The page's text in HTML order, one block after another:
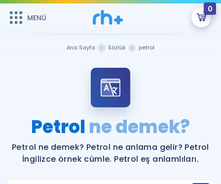
MENÜ
0
ÜYE DEĞİLİM
Sepetin Şu An Boş.
Remzi Hoca ile seni sınava hazırlayacak onlarca eğitim seni
bekliyor!
MENÜ
Faydalı Araçlar
Ana Sayfa Sözlük petrol
Petrolne demek?
Petrol ne demek? Petrol ne anlama gelir? Petrol
İngilizce örnek cümle. Petrol eş anlamlıları.